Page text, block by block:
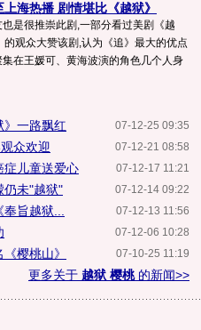
海热播 剧情堪比《越狱》
是很推崇此剧,一部分看过美剧《越
观众大赞该剧,认为《追》最大的优点
在王媛可、黄海波演的角色几个人身
07-12-25 09:35
》一路飘红
07-12-21 08:58
众欢迎
07-12-17 11:21
症儿童送爱心
07-12-14 09:22
仍未"越狱"
07-12-13 11:56
旨越狱...
07-12-06 10:28
07-10-25 11:19
樱桃山》
更多关于 越狱 樱桃的新闻>>